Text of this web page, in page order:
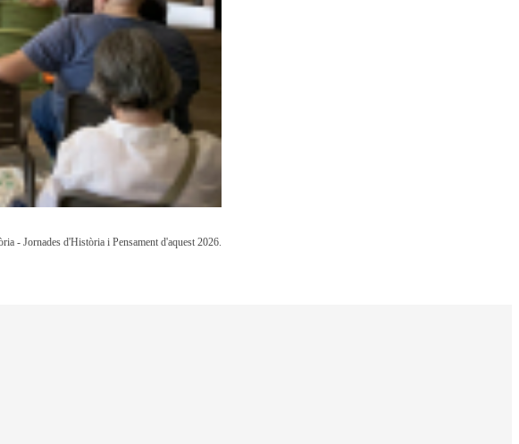
- Jornades d'Història i Pensament d'aquest 2026.